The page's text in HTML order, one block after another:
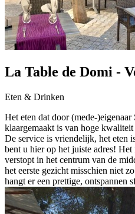
La Table de Domi -
Eten & Drinken
Het eten dat door (mede-
klaargemaakt is van hoge
De service is vriendelijk, het eten
bent u hier op het juiste adres!
verstopt in het centrum van de
het eerste gezicht misschien niet
hangt er een prettige, ontspannen